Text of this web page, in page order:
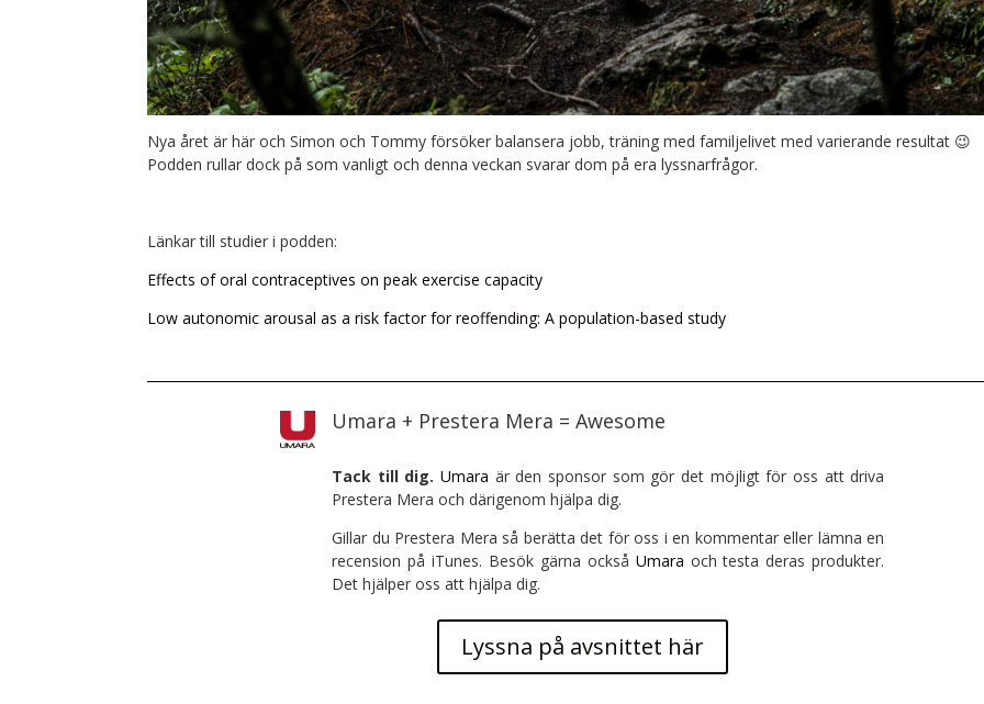
Nya året är här och Simon och Tommy försöker balansera jobb, träning med familjelivet med varierande resultat 😉
Podden rullar dock på som vanligt och denna veckan svarar dom på era lyssnarfrågor.
Länkar till studier i podden:
Effects of oral contraceptives on peak exercise capacity
Low autonomic arousal as a risk factor for reoffending: A population-based study
Umara + Prestera Mera = Awesome
Tack till dig. Umara är den sponsor som gör det möjligt för oss att driva
Prestera Mera och därigenom hjälpa dig.
Gillar du Prestera Mera så berätta det för oss i en kommentar eller lämna en
recension på iTunes. Besök gärna också Umara och testa deras produkter.
Det hjälper oss att hjälpa dig.
Lyssna på avsnittet här